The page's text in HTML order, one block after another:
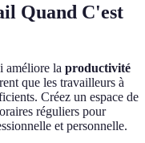
Quand C'est
améliore la productivité
que les travailleurs à
Créez un espace de
réguliers pour
et personnelle.